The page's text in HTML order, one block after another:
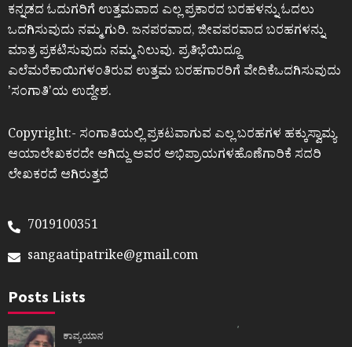
ಕನ್ನಡದ ಓದುಗರಿಗೆ ಉತ್ತಮವಾದ ಎಲ್ಲ ಪ್ರಕಾರದ ಬರಹಳನ್ನು ಓದಲು
ಒದಗಿಸುವುದು ನಮ್ಮ ಗುರಿ. ಜನಪರವಾದ, ಜೀವಪರವಾದ ಬರಹಗಳನ್ನು
ಮಾತ್ರ ಪ್ರಕಟಿಸುವುದು ನಮ್ಮ ನಿಲುವು. ಪ್ರತಿಭೆಯಿದ್ದೂ
ಎಲೆಮರೆಕಾಯಿಗಳಂತಿರುವ ಉತ್ತಮ ಬರಹಗಾರರಿಗೆ ವೇದಿಕೆಒದಗಿಸುವುದು
ʼಸಂಗಾತಿʼಯ ಉದ್ದೇಶ.
Copyright:- ಸಂಗಾತಿಯಲ್ಲಿ ಪ್ರಕಟವಾಗುವ ಎಲ್ಲ ಬರಹಗಳ ಹಕ್ಕುಸ್ವಾಮ್ಯ
ಆಯಾಲೇಖಕರದೇ ಆಗಿದ್ದು ಅವರ ಅಭಿಪ್ರಾಯಗಳಹೊಣೆಗಾರಿಕೆ ಸದರಿ
ಲೇಖಕರದೆ ಆಗಿರುತ್ತದೆ
7019100351
sangaatipatrike@gmail.com
Posts Lists
ಕಾವ್ಯಯಾನ